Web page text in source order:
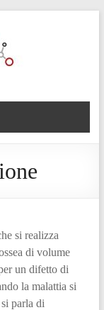
si realizza
di volume
un difetto di
la malattia si
parla di